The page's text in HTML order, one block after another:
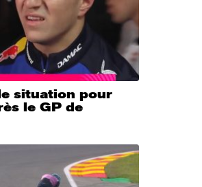
situation pour
le GP de